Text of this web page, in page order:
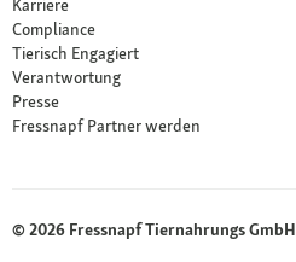
Karriere
Compliance
Tierisch Engagiert
Verantwortung
Presse
Fressnapf Partner werden
© 2026 Fressnapf Tiernahrungs GmbH